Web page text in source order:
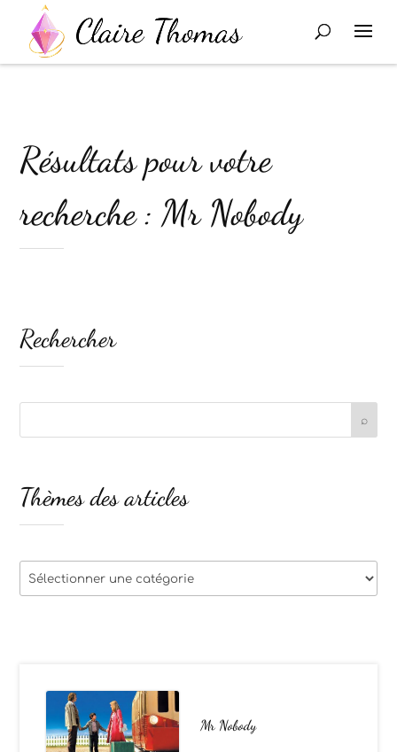
Résultats pour votre
recherche : Mr Nobody
Mr Nobody
Rechercher
Thèmes des articles
Thèmes
des